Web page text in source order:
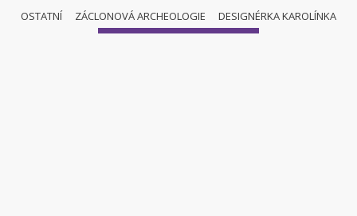
OSTATNÍ
ZÁCLONOVÁ ARCHEOLOGIE DESIGNÉRKA KAROLÍNKA
OSTATNÍ